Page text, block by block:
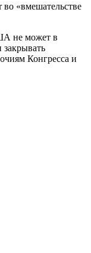
«вмешательстве
не может в
закрывать
Конгресса и